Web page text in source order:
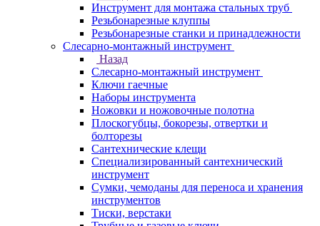
Инструмент для монтажа стальных труб
Резьбонарезные клуппы
Резьбонарезные станки и принадлежности
Слесарно-монтажный инструмент
Назад
Слесарно-монтажный инструмент
Ключи гаечные
Наборы инструмента
Ножовки и ножовочные полотна
Плоскогубцы, бокорезы, отвертки и
болторезы
Сантехнические клещи
Специализированный сантехнический
инструмент
Сумки, чемоданы для переноса и хранения
инструментов
Тиски, верстаки